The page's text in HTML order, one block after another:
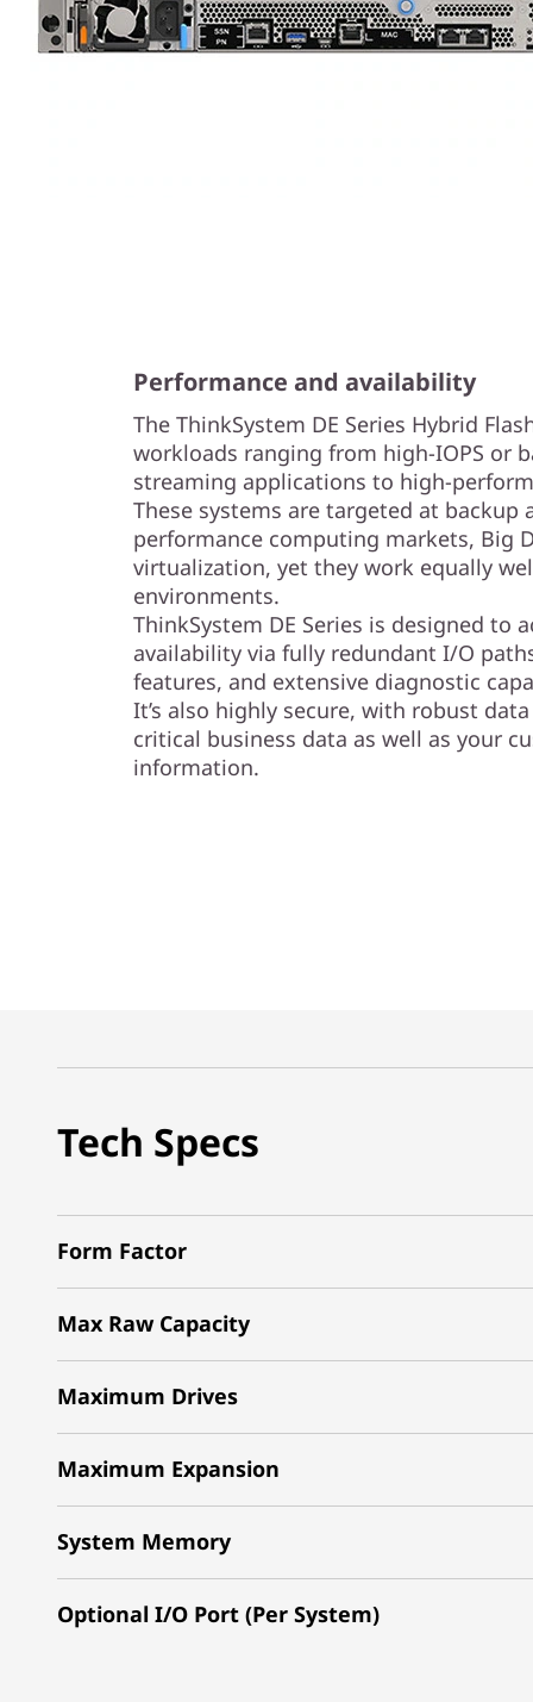
Performance and availability
The ThinkSystem DE Series Hybrid
workloads ranging from high-IOPS or
streaming applications to high-
These systems are targeted at backup
performance computing markets, Big
virtualization, yet they work equally
environments.
ThinkSystem DE Series is designed to
availability via fully redundant I/O
features, and extensive diagnostic
It’s also highly secure, with robust
critical business data as well as your
information.
Tech Specs
Form Factor
Max Raw Capacity
Maximum Drives
Maximum Expansion
System Memory
Optional I/O Port (Per System)